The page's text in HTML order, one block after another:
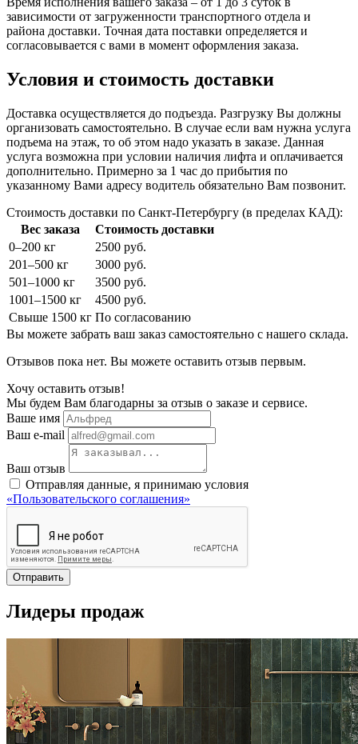
зависимости от загруженности транспортного отдела и
района доставки. Точная дата поставки определяется и
согласовывается с вами в момент оформления заказа.
Условия и стоимость доставки
Доставка осуществляется до подъезда. Разгрузку Вы должны
организовать самостоятельно. В случае если вам нужна услуга
подъема на этаж, то об этом надо указать в заказе. Данная
услуга возможна при условии наличия лифта и оплачивается
дополнительно. Примерно за 1 час до прибытия по
указанному Вами адресу водитель обязательно Вам позвонит.
Стоимость доставки по Санкт-Петербургу (в пределах КАД):
Вес заказа
Стоимость доставки
0–200 кг
2500 руб.
201–500 кг
3000 руб.
501–1000 кг
3500 руб.
1001–1500 кг
4500 руб.
Свыше 1500 кг По согласованию
Вы можете забрать ваш заказ самостоятельно с нашего склада.
Отзывов пока нет. Вы можете оставить отзыв первым.
Хочу оставить отзыв!
Мы будем Вам благодарны за отзыв о заказе и сервисе.
Ваше имя
Ваш e-mail
Ваш отзыв
Отправляя данные, я принимаю условия
«Пользовательского соглашения»
Отправить
Лидеры продаж